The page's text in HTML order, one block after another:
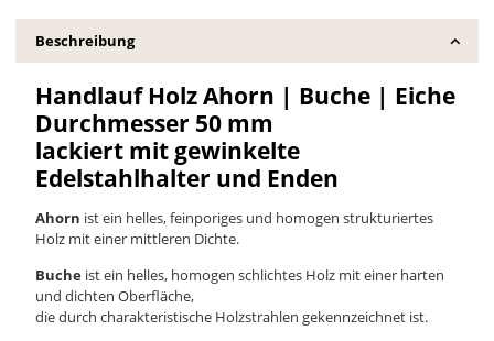
Beschreibung
Handlauf Holz Ahorn | Buche | Eiche
Durchmesser 50 mm
lackiert mit gewinkelte
Edelstahlhalter und Enden
Ahorn ist ein helles, feinporiges und homogen strukturiertes
Holz mit einer mittleren Dichte.
Bucheist ein helles, homogen schlichtes Holz mit einer harten
und dichten Oberfläche,
die durch charakteristische Holzstrahlen gekennzeichnet ist.